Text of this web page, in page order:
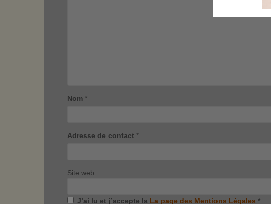
Nom *
Adresse de contact *
Site web
J’ai lu et j’accepte la La page des Mentions Légales *